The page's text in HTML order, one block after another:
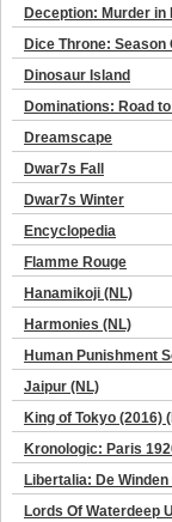
Deception: Murder in
Dice Throne: Season
Dinosaur Island
Dominations: Road
Dreamscape
Dwar7s Fall
Dwar7s Winter
Encyclopedia
Flamme Rouge
Hanamikoji (NL)
Harmonies (NL)
Human Punishment
Jaipur (NL)
King of Tokyo (2016)
Kronologic: Paris
Libertalia: De
Lords Of Waterdeep